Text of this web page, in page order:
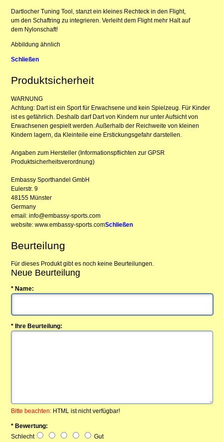
Dartlocher Tuning Tool, stanzt ein kleines Rechteck in den Flight,
um den Schaftring zu integrieren. Verleiht dem Flight mehr Halt auf
dem Nylonschaft!
Abbildung ähnlich
Schließen
Produktsicherheit
WARNUNG
Achtung: Dart ist ein Sport für Erwachsene und kein Spielzeug. Für Kinder
ist es gefährlich. Deshalb darf Dart von Kindern nur unter Aufsicht von
Erwachsenen gespielt werden. Außerhalb der Reichweite von kleinen
Kindern lagern, da Kleinteile eine Erstickungsgefahr darstellen.
Angaben zum Hersteller (Informationspflichten zur GPSR
Produktsicherheitsverordnung)
Embassy Sporthandel GmbH
Eulerstr. 9
48155 Münster
Germany
email: info@embassy-sports.com
website: www.embassy-sports.comSchließen
Beurteilung
Für dieses Produkt gibt es noch keine Beurteilungen.
Neue Beurteilung
* Name:
* Ihre Beurteilung:
Bitte beachten: HTML ist nicht verfügbar!
* Bewertung:
Schlecht
Gut